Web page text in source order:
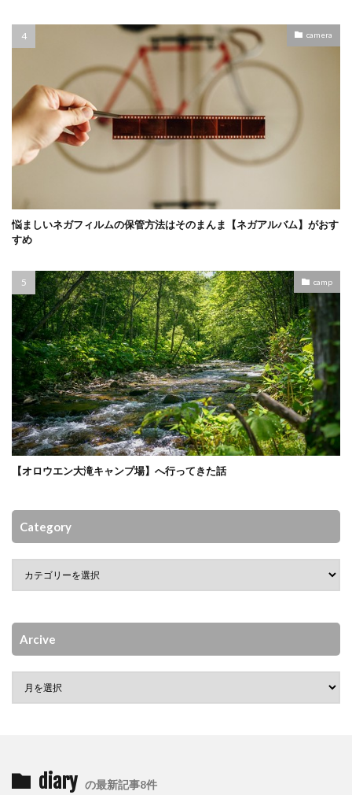
camera
悩ましいネガフィルムの保管方法はそのまんま【ネガアルバム】がおす
すめ
camp
【オロウエン大滝キャンプ場】へ行ってきた話
Category
Arcive
diary の最新記事8件